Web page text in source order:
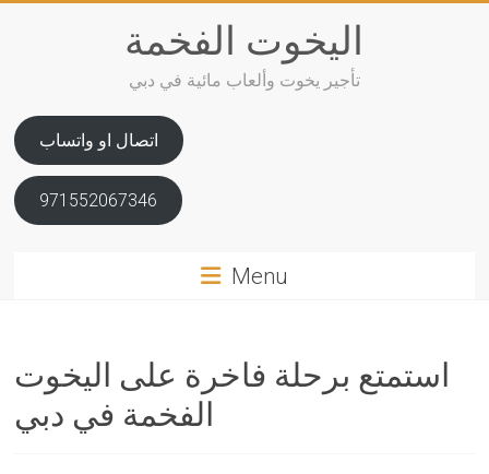
اليخوت الفخمة
تأجير يخوت وألعاب مائية في دبي
اتصال او واتساب
971552067346
Menu
استمتع برحلة فاخرة على اليخوت
الفخمة في دبي